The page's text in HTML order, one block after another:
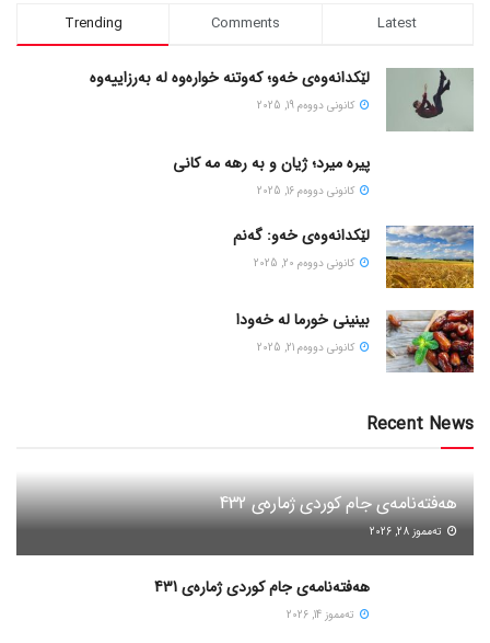
Trending Comments Latest
لێکدانەوەی خەو؛ کەوتنە خوارەوە لە بەرزاییەوە
كانونی دووه‌م 19, 2025
پیره میرد؛ ژیان و به رهه مه کانی
كانونی دووه‌م 16, 2025
لێکدانەوەی خەو: گەنم
كانونی دووه‌م 20, 2025
بینینی خورما لە خەودا
كانونی دووه‌م 21, 2025
Recent News
هەفتەنامەی جام کوردی ژمارەی 432
ته‌مموز 28, 2026
هەفتەنامەی جام کوردی ژمارەی 431
ته‌مموز 14, 2026